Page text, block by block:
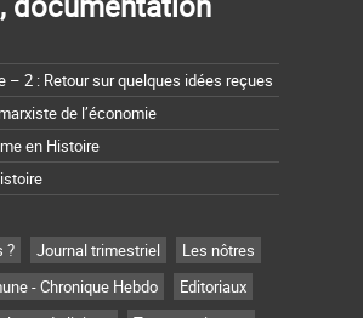
– 2 : Retour sur quelques idées reçues
de l’économie
en Histoire
? Journal trimestriel
Les nôtres
- Chronique Hebdo
Editoriaux